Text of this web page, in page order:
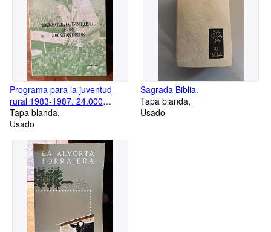
Programa para la juventud
rural 1983-1987. 24.000
nuevos empleos
Tapa blanda
Usado
Sagrada Biblia.
Tapa blanda
Usado